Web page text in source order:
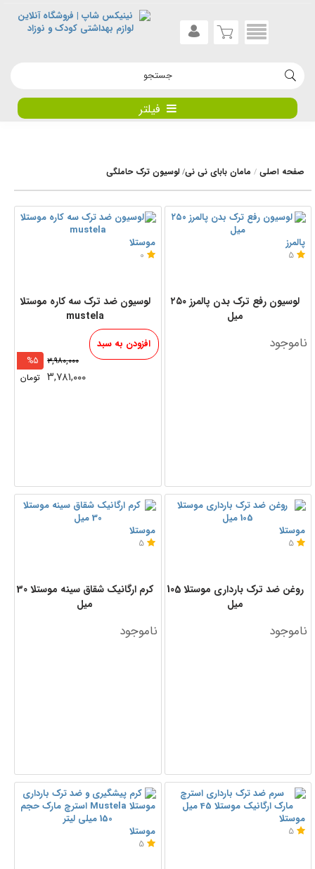
فیلتر
صفحه اصلی مامان بابای نی نی/لوسیون ترک حاملگی
موستلا
0
لوسیون ضد ترک سه کاره موستلا
mustela
افزودن به سبد
%5 ۳,۹۸۰,۰۰۰
۳,۷۸۱,۰۰۰ تومان
پالمرز
5
لوسیون رفع ترک بدن پالمرز ۲۵۰
میل
ناموجود
موستلا
5
کرم ارگانیک شقاق سینه موستلا 30
میل
ناموجود
موستلا
5
روغن ضد ترک بارداری موستلا 105
میل
ناموجود
موستلا
5
موستلا
5